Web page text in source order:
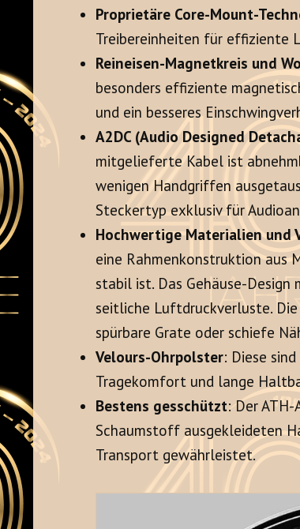
Proprietäre Core-Mount-
Treibereinheiten für effiziente
Reineisen-Magnetkreis und
besonders effiziente
und ein besseres
A2DC (Audio Designed
mitgelieferte Kabel ist
wenigen Handgriffen
Steckertyp exklusiv für
Hochwertige Materialien und
eine Rahmenkonstruktion aus
stabil ist. Das Gehäuse-
seitliche Luftdruckverluste.
spürbare Grate oder schiefe
Velours-Ohrpolster: Diese
Tragekomfort und lange
Bestens gesschützt: Der
Schaumstoff ausgekleideten
Transport gewährleistet.